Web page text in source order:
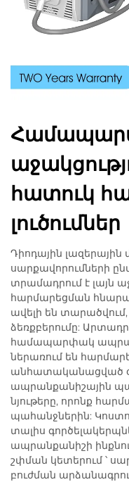
հատուկ
լուծումներ
Դիոդային լազերային
սարքավորումների
տրամադրում է լայն
հարմարեցման
ավելի են
ձեռքբերումը:
համապարփակ
ներառում են
անհատականացված
ապրանքանիշային
նյութերը, որոնք
պահանջներին:
տալիս
ապրանքանիշի
շփման կետերում ՝
բուժման